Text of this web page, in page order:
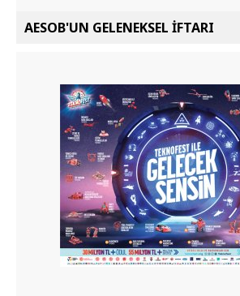
AESOB'UN GELENEKSEL İFTARI